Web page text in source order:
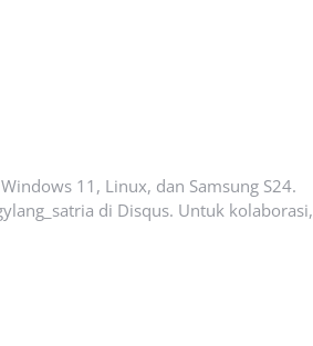
11, Linux, dan Samsung S24.
di Disqus. Untuk kolaborasi,